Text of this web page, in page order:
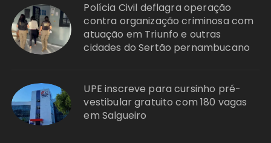
Polícia Civil deflagra operação
contra organização criminosa com
atuação em Triunfo e outras
cidades do Sertão pernambucano
UPE inscreve para cursinho pré-
vestibular gratuito com 180 vagas
em Salgueiro